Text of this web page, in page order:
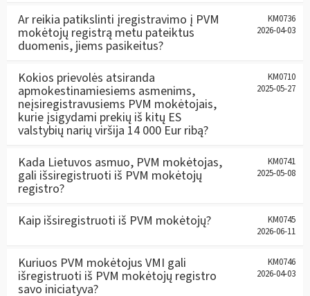
Ar reikia patikslinti įregistravimo į PVM
mokėtojų registrą metu pateiktus
duomenis, jiems pasikeitus?
KM0736
2026-04-03
Kokios prievolės atsiranda
apmokestinamiesiems asmenims,
neįsiregistravusiems PVM mokėtojais,
kurie įsigydami prekių iš kitų ES
valstybių narių viršija 14 000 Eur ribą?
KM0710
2025-05-27
Kada Lietuvos asmuo, PVM mokėtojas,
gali išsiregistruoti iš PVM mokėtojų
registro?
KM0741
2025-05-08
Kaip išsiregistruoti iš PVM mokėtojų?
KM0745
2026-06-11
Kuriuos PVM mokėtojus VMI gali
išregistruoti iš PVM mokėtojų registro
savo iniciatyva?
KM0746
2026-04-03